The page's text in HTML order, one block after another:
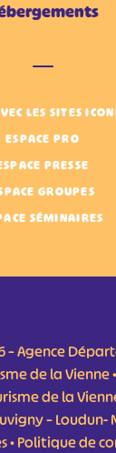
LES SITES
ESPACE PRO
PRESSE
GROUPES
SÉMINAIRES
– Agence
de la Vienne •
de la
–
•Politique de